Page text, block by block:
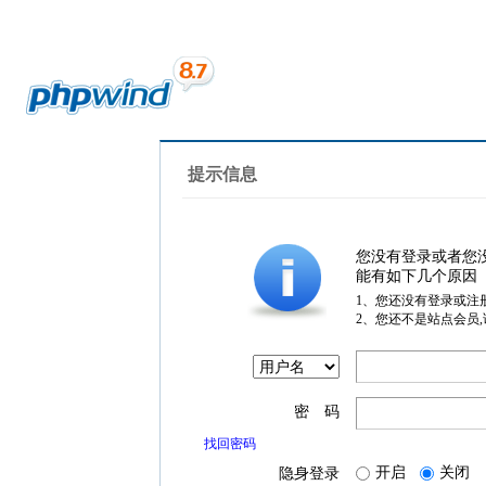
提示信息
您没有登录或者您
能有如下几个原因
1、您还没有登录或注
2、您还不是站点会员
密 码
找回密码
隐身登录 开启 关闭